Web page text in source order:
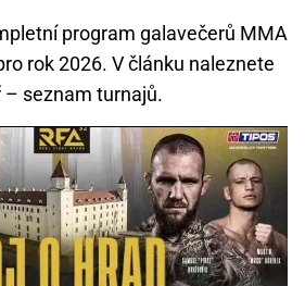
program galavečerů MMA
rok 2026. V článku naleznete
– seznam turnajů.